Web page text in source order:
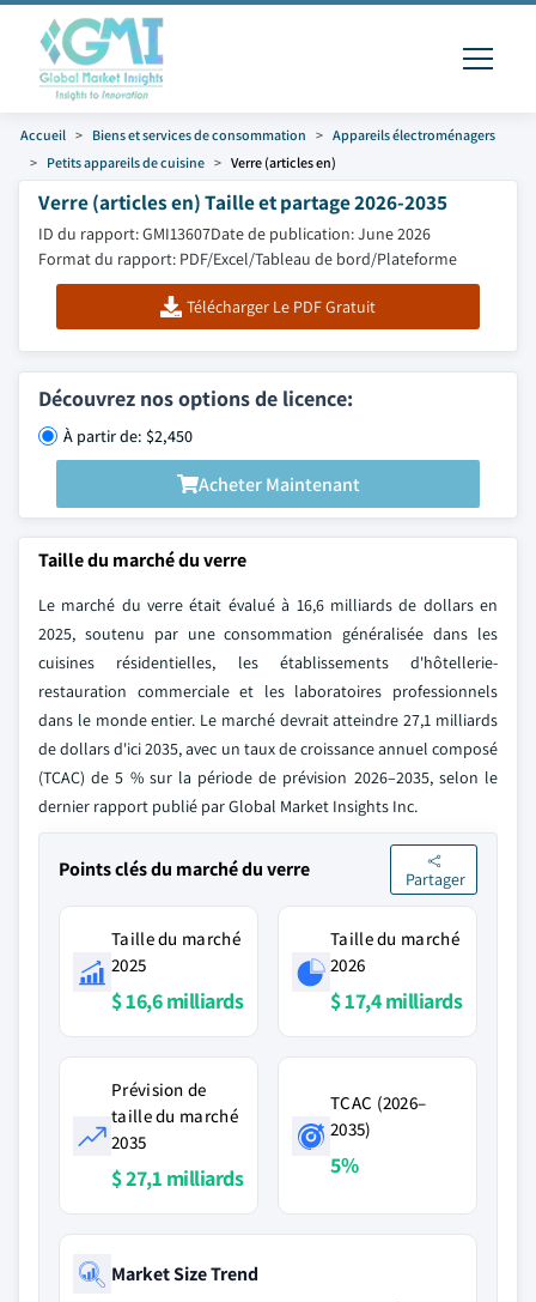
Accueil Biens et services de consommation
Appareils électroménagers
Petits appareils de cuisine
Verre (articles en)
Verre (articles en) Taille et partage 2026-2035
ID du rapport: GMI13607Date de publication: June 2026
Format du rapport: PDF/Excel/Tableau de bord/Plateforme
Télécharger Le PDF Gratuit
Découvrez nos options de licence:
À partir de: $2,450
Acheter Maintenant
Taille du marché du verre
Le marché du verre était évalué à 16,6 milliards de dollars en
2025, soutenu par une consommation généralisée dans les
cuisines résidentielles, les établissements d'hôtellerie-
restauration commerciale et les laboratoires professionnels
dans le monde entier. Le marché devrait atteindre 27,1 milliards
de dollars d'ici 2035, avec un taux de croissance annuel composé
(TCAC) de 5 % sur la période de prévision 2026–2035, selon le
dernier rapport publié par Global Market Insights Inc.
Points clés du marché du verre Partager
Taille du marché
2025
$ 16,6 milliards
Taille du marché
2026
$ 17,4 milliards
Prévision de
taille du marché
2035
$ 27,1 milliards
TCAC (2026–
2035)
5%
Market Size Trend